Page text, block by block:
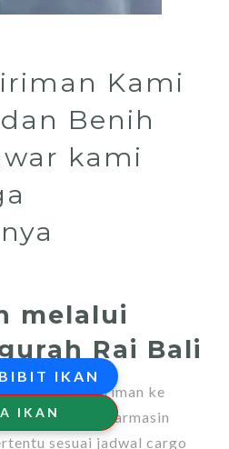
Kami
Benih
kami
melalui
Rai Bali
untuk pengiriman ke
termasuk Banjarmasin
sesuai jadwal cargo
IKAN
IKAN